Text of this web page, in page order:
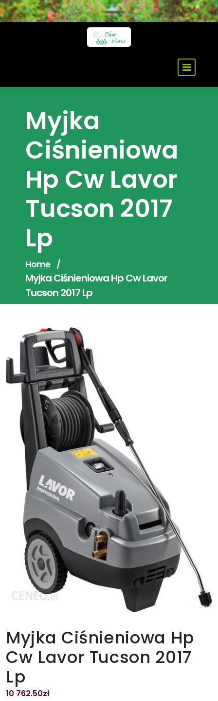
Skip
to
Myjka
Ciśnieniowa
Hp Cw Lavor
Tucson 2017
Lp
Home /
Myjka Ciśnieniowa Hp Cw Lavor
Tucson 2017 Lp
Myjka Ciśnieniowa Hp
Cw Lavor Tucson 2017
Lp
10 762.50zł